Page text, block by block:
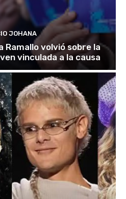
JOHANA
Ramallo volvió sobre la
vinculada a la causa